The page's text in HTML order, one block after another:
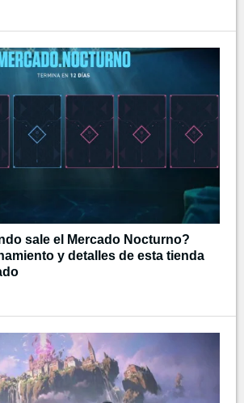
sale el Mercado Nocturno?
y detalles de esta tienda